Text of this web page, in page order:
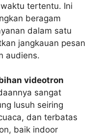
tertentu. Ini
beragam
dalam satu
jangkauan pesan
audiens.
videotron
sangat
lusuh seiring
dan terbatas
baik indoor